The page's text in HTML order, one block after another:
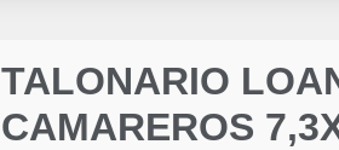
TALONARIO
CAMAREROS